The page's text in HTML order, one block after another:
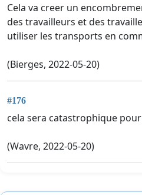
Cela va creer un
des travailleurs et des
utiliser les transports en
(Bierges, 2022-05-20)
#176
cela sera catastrophique pour
(Wavre, 2022-05-20)